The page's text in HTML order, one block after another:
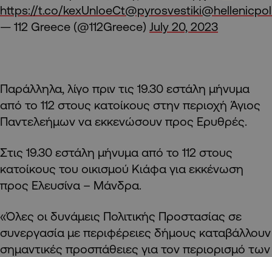
https://t.co/kexUnloeCt@pyrosvestiki
— 112 Greece (@112Greece) July 20, 2023
Παράλληλα, λίγο πριν τις 19.30 εστάλη μήνυμα
από το 112 στους κατοίκους στην περιοχή Άγιος
Παντελεήμων να εκκενώσουν προς Ερυθρές.
Στις 19.30 εστάλη μήνυμα από το 112 στους
κατοίκους του οικισμού Κιάφα για εκκένωση
προς Ελευσίνα – Μάνδρα.
«Όλες οι δυνάμεις Πολιτικής Προστασίας σε
συνεργασία με περιφέρειες δήμους καταβάλλουν
σημαντικές προσπάθειες για τον περιορισμό των